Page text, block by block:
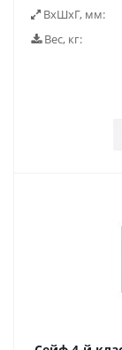
ВxШxГ, мм:
Вес, кг: